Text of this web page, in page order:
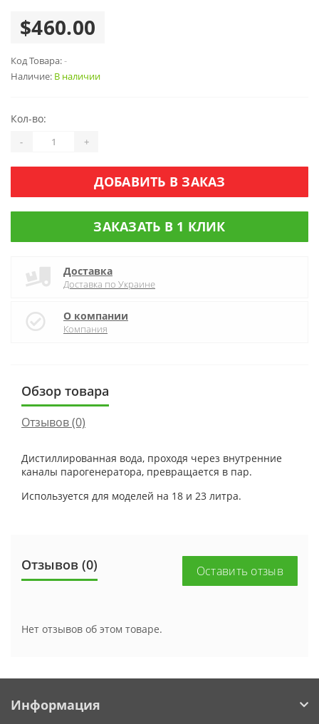
$460.00
Код Товара:-
Наличие: В наличии
Кол-во:
- +
ДОБАВИТЬ В ЗАКАЗ
ЗАКАЗАТЬ В 1 КЛИК
Доставка
Доставка по Украине
О компании
Компания
Обзор товара
Отзывов (0)
Дистиллированная вода, проходя через внутренние
каналы парогенератора, превращается в пар.
Используется для моделей на 18 и 23 литра.
Отзывов (0) Оставить отзыв
Нет отзывов об этом товаре.
Информация